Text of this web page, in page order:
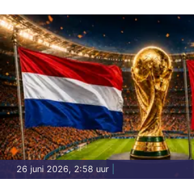
26 juni 2026, 2:58 uur